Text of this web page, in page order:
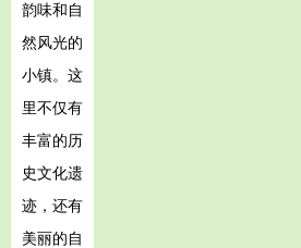
韵味和自
然风光的
小镇。这
里不仅有
丰富的历
史文化遗
迹，还有
美丽的自